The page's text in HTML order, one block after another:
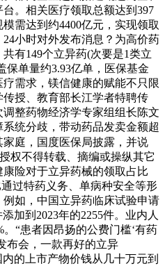
。相关医疗领取总额达到397
需达到约4400亿元，实现领取
小时对外发布消息？为高价药
有149个立异药(次要是1类立
保单量约3.93亿单，医保基金
需求，镁信健康的赋能不只限
授、教育部长江学者特聘传
整药物经济学专家组组长陈文
统分歧，带动药品发卖金额超
家庭，国度医保局披露，并说
权不得转载、摘编或操纵其它
险对于立异药械的领取占比
过特药义务、单病种安全等形
如，中国立异药临床试验申请
加到2023年的2255件。业内人
“患者因昂扬的公费门槛‘有药
布会，一款再好的立异
的上市产物价钱从几十万元到